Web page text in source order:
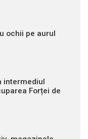
ochii pe aurul
intermediul
Forței de